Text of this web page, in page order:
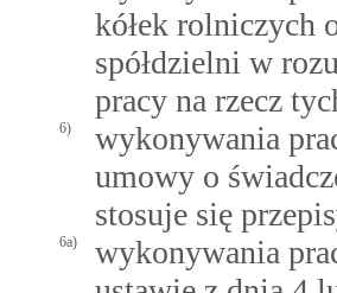
kółek rolniczych
spółdzielni w
pracy na rzecz
6)
wykonywania
umowy o
stosuje się
6a)
wykonywania